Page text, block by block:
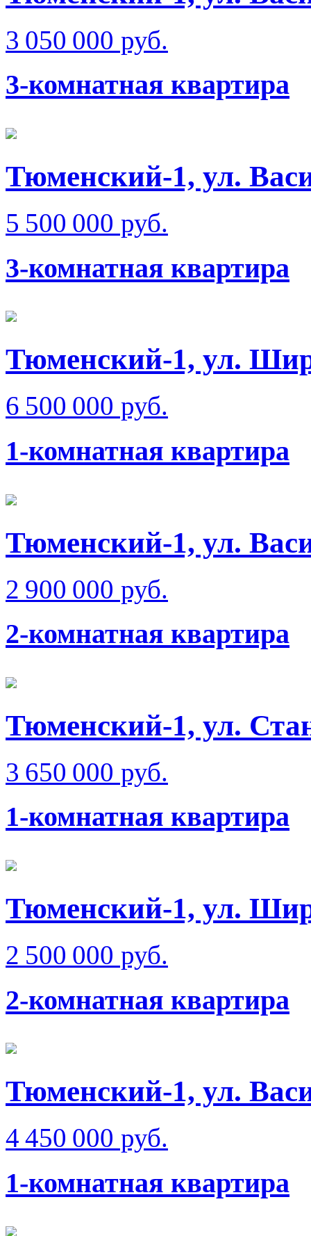
3 050 000 руб.
3-комнатная квартира
Тюменский-1, ул.
5 500 000 руб.
3-комнатная квартира
Тюменский-1, ул.
6 500 000 руб.
1-комнатная квартира
Тюменский-1, ул.
2 900 000 руб.
2-комнатная квартира
Тюменский-1, ул.
3 650 000 руб.
1-комнатная квартира
Тюменский-1, ул.
2 500 000 руб.
2-комнатная квартира
Тюменский-1, ул.
4 450 000 руб.
1-комнатная квартира